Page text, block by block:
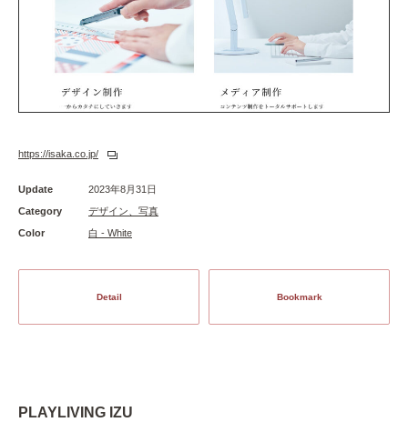
https://isaka.co.jp/
Update
2023年8月31日
Category
デザイン、写真
Color
白 - White
Detail Bookmark
PLAYLIVING IZU